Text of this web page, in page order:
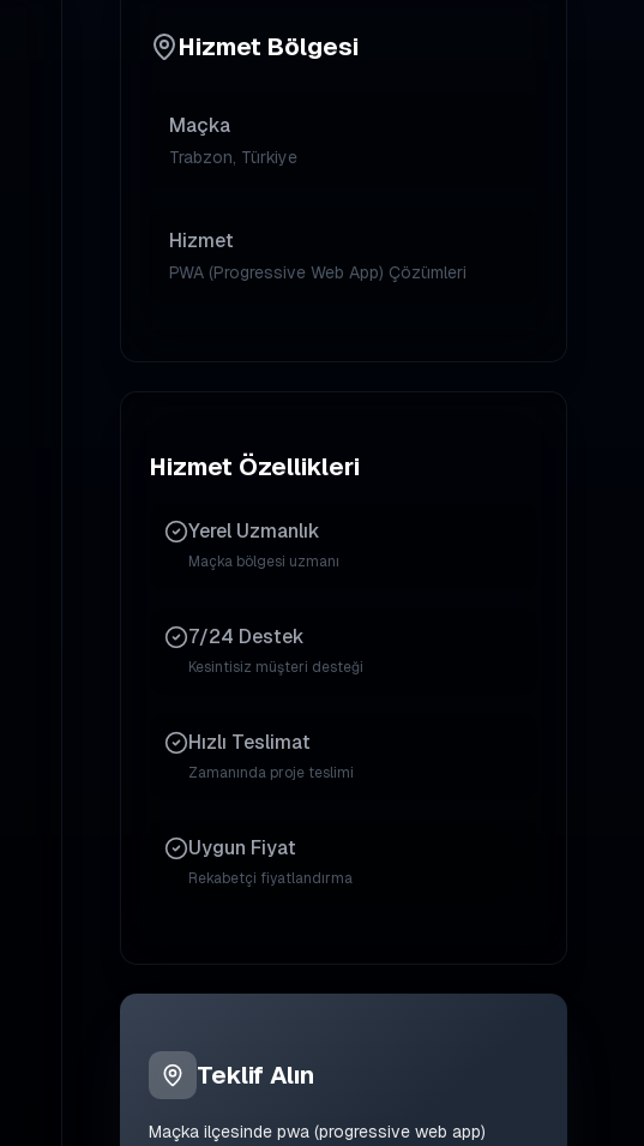
Hizmet Bölgesi
Maçka
Trabzon, Türkiye
Hizmet
PWA (Progressive Web App) Çözümleri
Hizmet Özellikleri
Yerel Uzmanlık
Maçkabölgesi uzmanı
7/24 Destek
Kesintisiz müşteri desteği
Hızlı Teslimat
Zamanında proje teslimi
Uygun Fiyat
Rekabetçi fiyatlandırma
Teklif Alın
Maçkailçesinde pwa (progressive web app)